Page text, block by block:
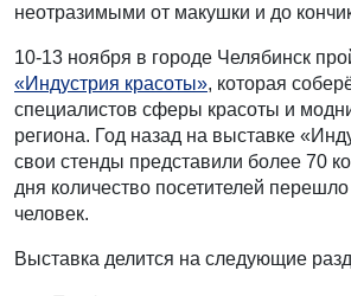
неотразимыми от макушки и до
10-13 ноября в городе Челябинск
«Индустрия красоты», которая
специалистов сферы красоты и
региона. Год назад на выставке
свои стенды представили более 70
дня количество посетителей
человек.
Выставка делится на следующие